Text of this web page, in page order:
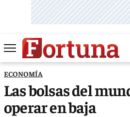
ECONOMÍA
Las bolsas del
operar en baja